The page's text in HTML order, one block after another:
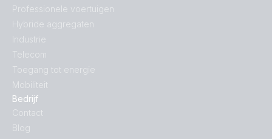
Professionele voertuigen
Hybride aggregaten
Industrie
Telecom
Toegang tot energie
Mobiliteit
Bedrijf
Contact
Blog